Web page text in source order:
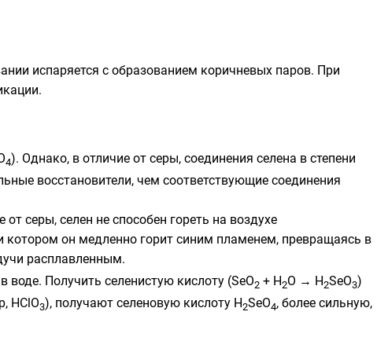
испаряется с образованием коричневых паров. При
4). Однако, в отличие от серы, соединения селена в степени
восстановители, чем соответствующие соединения
серы, селен не способен гореть на воздухе
котором он медленно горит синим пламенем, превращаясь в
расплавленным.
воде. Получить селенистую кислоту (SeO2 + H2O → H2SeO3)
HClO3), получают селеновую кислоту H2SeO4, более сильную,